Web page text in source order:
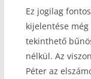
Ez jogilag
kijelentése
tekinthető
nélkül. Az
Péter az